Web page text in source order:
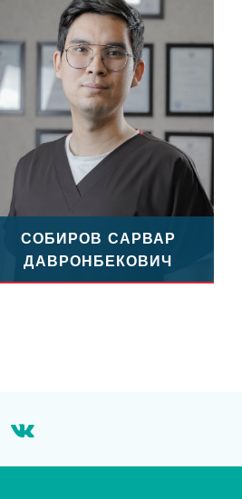
СОБИРОВ САРВАР
ДАВРОНБЕКОВИЧ